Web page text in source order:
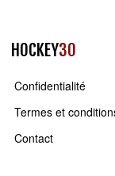
HOCKEY30
Confidentialité
Termes et
Contact